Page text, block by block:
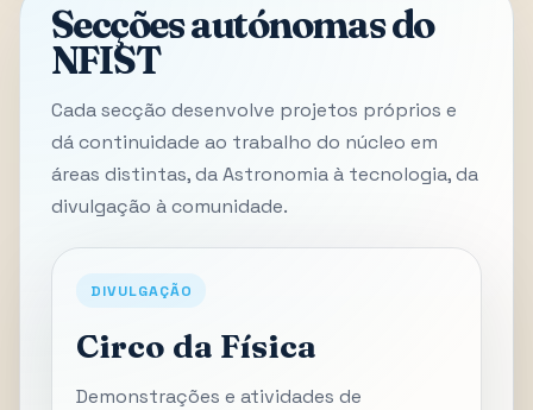
Secções autónomas do
NFIST
Cada secção desenvolve projetos próprios e
dá continuidade ao trabalho do núcleo em
áreas distintas, da Astronomia à tecnologia, da
divulgação à comunidade.
DIVULGAÇÃO
Circo da Física
Demonstrações e atividades de